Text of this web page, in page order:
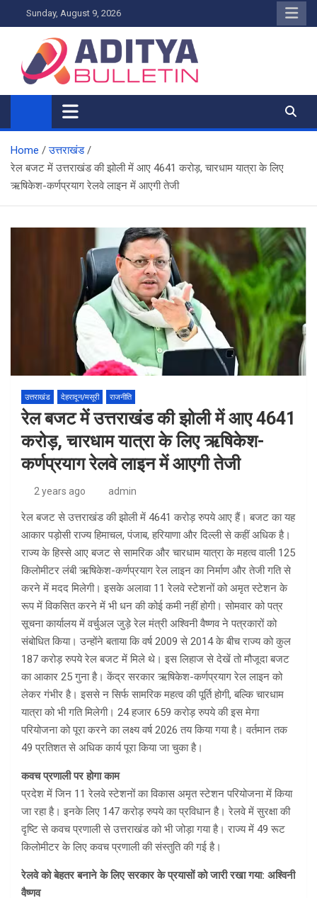
to
Sunday, August 9, 2026
Home
उत्तराखंड
रेल बजट में उत्तराखंड की झोली में आए 4641 करोड़, चारधाम यात्रा के लिए
ऋषिकेश-कर्णप्रयाग रेलवे लाइन में आएगी तेजी
उत्तराखंड देहरादून/मसूरी राजनीति
रेल बजट में उत्तराखंड की झोली में आए 4641
करोड़, चारधाम यात्रा के लिए ऋषिकेश-
कर्णप्रयाग रेलवे लाइन में आएगी तेजी
2 years ago admin
रेल बजट से उत्तराखंड की झोली में 4641 करोड़ रुपये आए हैं। बजट का यह
आकार पड़ोसी राज्य हिमाचल, पंजाब, हरियाणा और दिल्ली से कहीं अधिक है।
राज्य के हिस्से आए बजट से सामरिक और चारधाम यात्रा के महत्व वाली 125
किलोमीटर लंबी ऋषिकेश-कर्णप्रयाग रेल लाइन का निर्माण और तेजी गति से
करने में मदद मिलेगी। इसके अलावा 11 रेलवे स्टेशनों को अमृत स्टेशन के
रूप में विकसित करने में भी धन की कोई कमी नहीं होगी। सोमवार को पत्र
सूचना कार्यालय में वर्चुअल जुड़े रेल मंत्री अश्विनी वैष्णव ने पत्रकारों को
संबोधित किया। उन्होंने बताया कि वर्ष 2009 से 2014 के बीच राज्य को कुल
187 करोड़ रुपये रेल बजट में मिले थे। इस लिहाज से देखें तो मौजूदा बजट
का आकार 25 गुना है। केंद्र सरकार ऋषिकेश-कर्णप्रयाग रेल लाइन को
लेकर गंभीर है। इससे न सिर्फ सामरिक महत्व की पूर्ति होगी, बल्कि चारधाम
यात्रा को भी गति मिलेगी। 24 हजार 659 करोड़ रुपये की इस मेगा
परियोजना को पूरा करने का लक्ष्य वर्ष 2026 तय किया गया है। वर्तमान तक
49 प्रतिशत से अधिक कार्य पूरा किया जा चुका है।
कवच प्रणाली पर होगा काम
प्रदेश में जिन 11 रेलवे स्टेशनों का विकास अमृत स्टेशन परियोजना में किया
जा रहा है। इनके लिए 147 करोड़ रुपये का प्रविधान है। रेलवे में सुरक्षा की
दृष्टि से कवच प्रणाली से उत्तराखंड को भी जोड़ा गया है। राज्य में 49 रूट
किलोमीटर के लिए कवच प्रणाली की संस्तुति की गई है।
रेलवे को बेहतर बनाने के लिए सरकार के प्रयासों को जारी रखा गया: अश्विनी
वैष्णव